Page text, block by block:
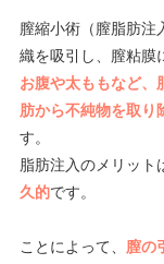
膣縮小術（膣脂肪注
織を吸引し、膣粘膜
お腹や太ももなど、
肪から不純物を取り
す。
脂肪注入のメリット
久的です。
ことによって、 膣の